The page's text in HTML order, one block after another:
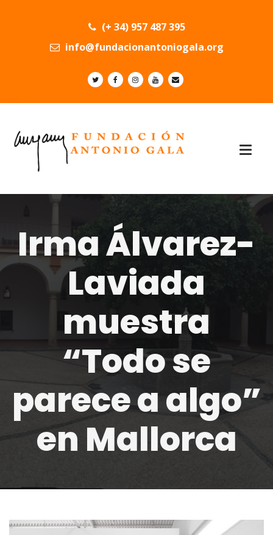
(+ 34) 957 487 395
info@fundacionantoniogala.org
Irma Álvarez-
Laviada
muestra
“Todo se
parece a algo”
en Mallorca